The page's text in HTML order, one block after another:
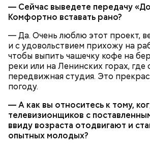
— Сейчас выведете передачу
Комфортно вставать рано?
— Да. Очень люблю этот проект,
и с удовольствием прихожу на
чтобы выпить чашечку кофе на
реки или на Ленинских горах, где
передвижная студия. Это
погоду.
— А как вы относитесь к тому,
телевизионщиков с
ввиду возраста отодвигают и
опытных молодых?